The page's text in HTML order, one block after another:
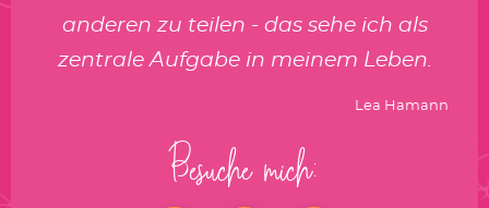
anderen zu teilen - das sehe ich als
zentrale Aufgabe in meinem Leben.
Lea Hamann
Besuche mich: